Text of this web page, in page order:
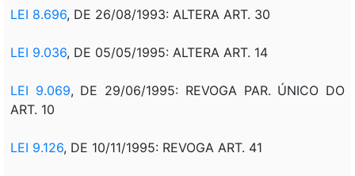
LEI 8.696, DE 26/08/1993: ALTERA ART. 30
LEI 9.036, DE 05/05/1995: ALTERA ART. 14
LEI 9.069, DE 29/06/1995: REVOGA PAR. ÚNICO DO
ART. 10
LEI 9.126, DE 10/11/1995: REVOGA ART. 41